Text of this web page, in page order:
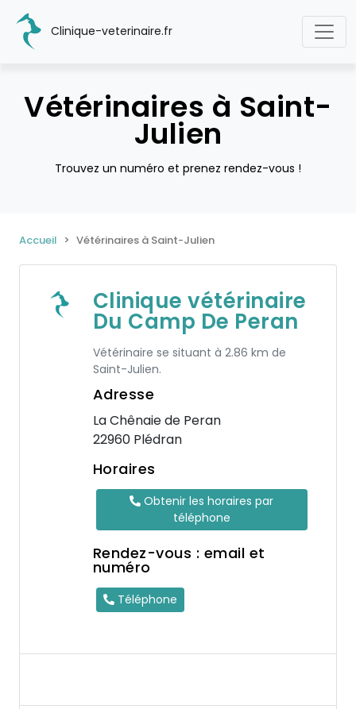
Clinique-veterinaire.fr
Vétérinaires à Saint-
Julien
Trouvez un numéro et prenez rendez-vous !
Accueil Vétérinaires à Saint-Julien
Clinique vétérinaire
Du Camp De Peran
Vétérinaire se situant à 2.86 km de
Saint-Julien.
Adresse
La Chênaie de Peran
22960 Plédran
Horaires
Obtenir les horaires par
téléphone
Rendez-vous : email et
numéro
Téléphone